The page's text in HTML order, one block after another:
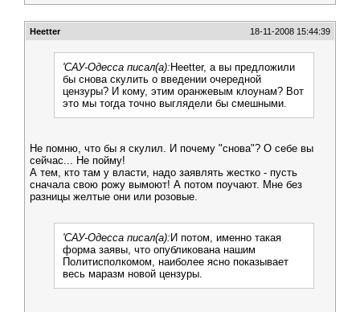
Heetter 18-11-2008 15:44:39
'САУ-Одесса писал(а): Heetter, а вы предложили
бы снова скулить о введении очередной
цензуры? И кому, этим оранжевым клоунам? Вот
это мы тогда точно выглядели бы смешными.
Не помню, что бы я скулил. И почему "снова"? О себе вы
сейчас... Не пойму!
А тем, кто там у власти, надо заявлять жестко - пусть
сначала свою рожу вымоют! А потом поучают. Мне без
разницы желтые они или розовые.
'САУ-Одесса писал(а): И потом, именно такая
форма заявы, что опубликована нашим
Политисполкомом, наиболее ясно показывает
весь маразм новой цензуры.